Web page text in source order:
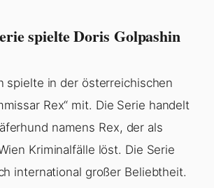
spielte Doris Golpashin
spielte in der österreichischen
Rex“ mit. Die Serie handelt
namens Rex, der als
Kriminalfälle löst. Die Serie
international großer Beliebtheit.